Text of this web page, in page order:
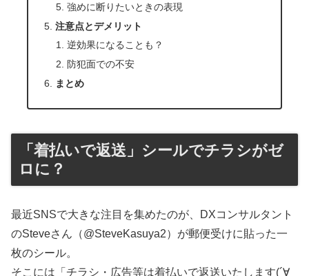
強めに断りたいときの表現
注意点とデメリット
逆効果になることも？
防犯面での不安
まとめ
「着払いで返送」シールでチラシがゼ
ロに？
最近SNSで大きな注目を集めたのが、DXコンサルタント
のSteveさん（@SteveKasuya2）が郵便受けに貼った一
枚のシール。
そこには「チラシ・広告等は着払いで返送いたします(´∀